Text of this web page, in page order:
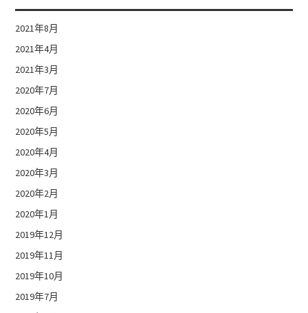
2021年8月
2021年4月
2021年3月
2020年7月
2020年6月
2020年5月
2020年4月
2020年3月
2020年2月
2020年1月
2019年12月
2019年11月
2019年10月
2019年7月